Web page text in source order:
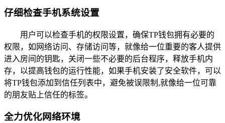
仔细检查手机系统设置
用户可以检查手机的权限设置，确保TP钱包拥有必要的
权限，如网络访问、存储访问等，就像给一位重要的客人提供
进入房间的钥匙，关闭一些不必要的后台程序，释放手机内
存，以提高钱包的运行性能，如果手机安装了安全软件，可以
将TP钱包添加到信任列表中，避免被误限制,就像给一位可靠
的朋友贴上信任的标签。
全力优化网络环境